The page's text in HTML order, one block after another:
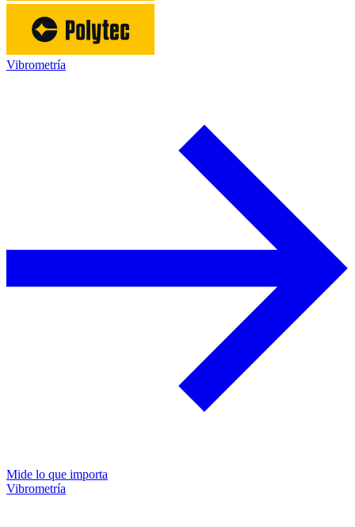
Vibrometría
Mide lo que importa
Vibrometría